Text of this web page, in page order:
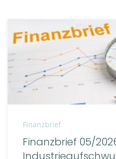
Finanzbrief
Finanzbrief 05/